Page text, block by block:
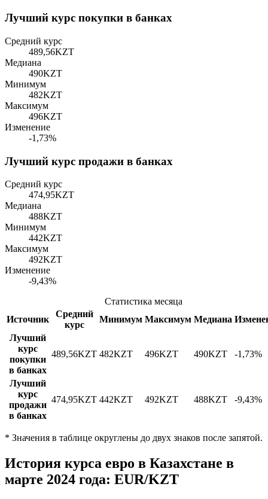
Лучший курс покупки в банках
Средний курс
489,56KZT
Медиана
490KZT
Минимум
482KZT
Максимум
496KZT
Изменение
-1,73%
Лучший курс продажи в банках
Средний курс
474,95KZT
Медиана
488KZT
Минимум
442KZT
Максимум
492KZT
Изменение
-9,43%
Статистика месяца
Источник
Средний
курс
Минимум Максимум Медиана
Лучший
курс
покупки
в банках
489,56KZT 482KZT 496KZT 490KZT -1,73%
Лучший
курс
продажи
в банках
474,95KZT 442KZT 492KZT 488KZT -9,43%
* Значения в таблице округлены до двух знаков после запятой.
История курса евро в Казахстане в
марте 2024 года: EUR/KZT